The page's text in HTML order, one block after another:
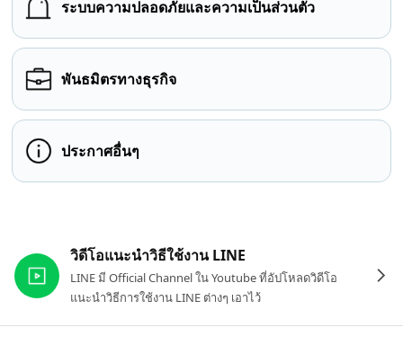
ระบบความปลอดภัยและความเป็นส่วนตัว
พันธมิตรทางธุรกิจ
ประกาศอื่นๆ
วิดีโอแนะนำวิธีใช้งาน LINE
LINE มี Official Channel ใน Youtube ที่อัปโหลดวิดีโอ
แนะนำวิธีการใช้งาน LINE ต่างๆ เอาไว้